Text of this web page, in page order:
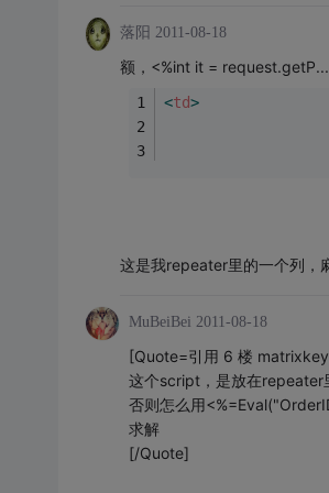
落阳 2011-08-18
额，<%int it =
<td>
这是我repeater里的一个列，
MuBeiBei 2011-08-18
[Quote=引用 6 楼
这个script，是放在repeater
否则怎么用
求解
[/Quote]